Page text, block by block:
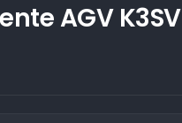
AGV K3SV